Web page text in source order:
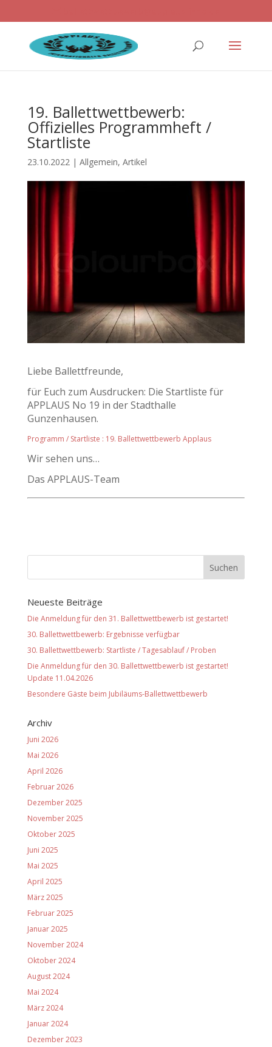
19. Ballettwettbewerb:
Offizielles Programmheft /
Startliste
23.10.2022| Allgemein, Artikel
Liebe Ballettfreunde,
für Euch zum Ausdrucken: Die Startliste für
APPLAUS No 19 in der Stadthalle
Gunzenhausen.
Programm / Startliste : 19. Ballettwettbewerb Applaus
Wir sehen uns…
Das APPLAUS-Team
Neueste Beiträge
Die Anmeldung für den 31. Ballettwettbewerb ist gestartet!
30. Ballettwettbewerb: Ergebnisse verfügbar
30. Ballettwettbewerb: Startliste / Tagesablauf / Proben
Die Anmeldung für den 30. Ballettwettbewerb ist gestartet!
Update 11.04.2026
Besondere Gäste beim Jubiläums-Ballettwettbewerb
Archiv
Juni 2026
Mai 2026
April 2026
Februar 2026
Dezember 2025
November 2025
Oktober 2025
Juni 2025
Mai 2025
April 2025
März 2025
Februar 2025
Januar 2025
November 2024
Oktober 2024
August 2024
Mai 2024
März 2024
Januar 2024
Dezember 2023